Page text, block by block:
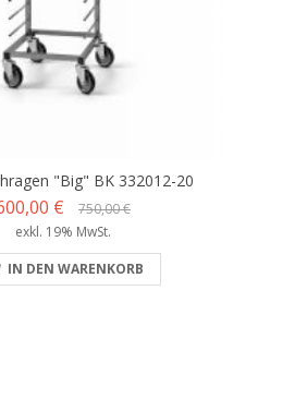
"Big" BK 332012-20
€
750,00 €
exkl. 19% MwSt.
IN DEN WARENKORB